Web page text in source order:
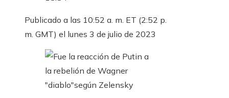
Publicado a las 10:52 a. m. ET (2:52 p.
m. GMT) el lunes 3 de julio de 2023